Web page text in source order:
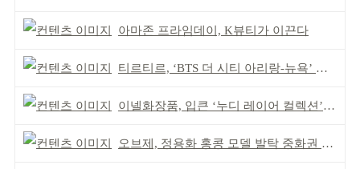
아마존 프라임데이, K뷰티가 이끈다
티르티르, ‘BTS 더 시티 아리랑-뉴욕’ 참여
이넬화장품, 입큰 ‘누디 레이어 컬렉션’ 출시
오브제, 정용화 홍콩 모델 발탁 중화권 공략 강화